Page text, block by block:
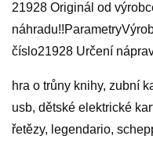
21928 Originál od
číslo21928 Určení
hra o trůny knihy, zubní
usb, dětské elektrické
řetězy, legendario,